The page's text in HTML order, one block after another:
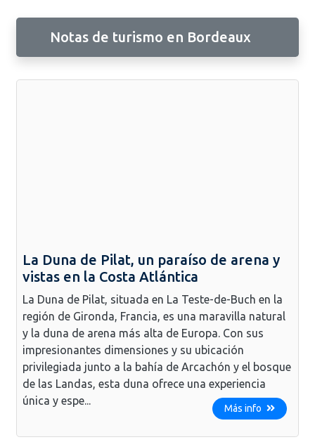
Notas de turismo en Bordeaux
La Duna de Pilat, un paraíso de arena y
vistas en la Costa Atlántica
La Duna de Pilat, situada en La Teste-de-Buch en la
región de Gironda, Francia, es una maravilla natural
y la duna de arena más alta de Europa. Con sus
impresionantes dimensiones y su ubicación
privilegiada junto a la bahía de Arcachón y el bosque
de las Landas, esta duna ofrece una experiencia
única y espe...
Más info